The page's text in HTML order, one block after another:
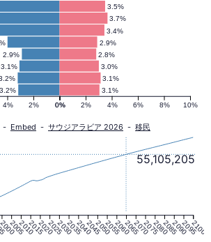
3.1%
3.2%
3.1%
3.0%
3.1%
2.8%
2.9%
2.9%
3.4%
3.7%
3.5%
0% 2% 4% 6% 8% 10%
4% 2% 0%
- Embed - サウジアラビア 2026 - 移民
20052010201520202025203020352040204520502055206020652070207520802085209020952100
55,105,205